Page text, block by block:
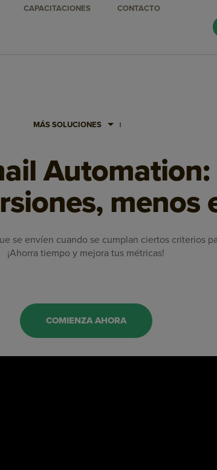
CAPACITACIONES CONTACTO
MÁS SOLUCIONES
Automation:
menos
se envíen cuando se cumplan ciertos criterios
¡Ahorra tiempo y mejora tus métricas!
COMIENZA AHORA